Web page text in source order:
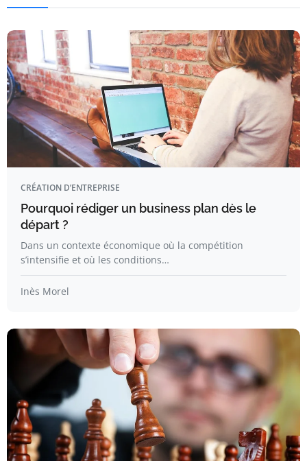
CRÉATION D’ENTREPRISE
Pourquoi rédiger un business plan dès le
départ ?
Dans un contexte économique où la compétition
s’intensifie et où les conditions…
Inès Morel